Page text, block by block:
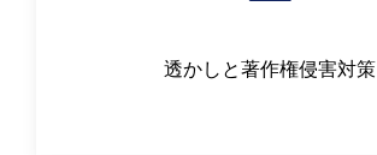
透かしと著作権侵害対策